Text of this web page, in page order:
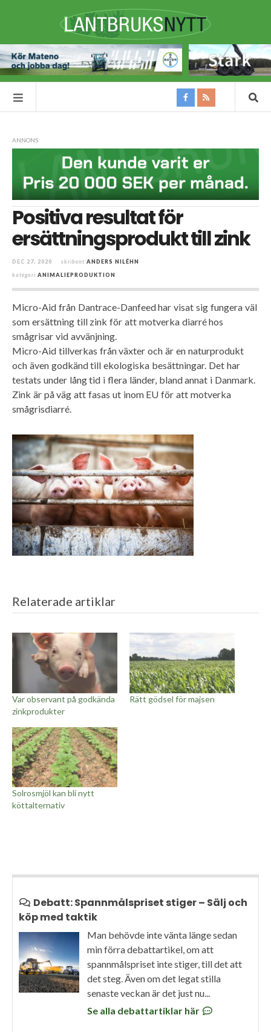
ANNONS
Positiva resultat för
ersättningsprodukt till zink
DEC 27, 2020 skribent ANDERS NILÉHN
kategori ANIMALIEPRODUKTION
Micro-Aid från Dantrace-Danfeed har visat sig fungera väl
som ersättning till zink för att motverka diarré hos
smågrisar vid avvänjning.
Micro-Aid tillverkas från växter och är en naturprodukt
och även godkänd till ekologiska besättningar. Det har
testats under lång tid i flera länder, bland annat i Danmark.
Zink är på väg att fasas ut inom EU för att motverka
smågrisdiarré.
Relaterade artiklar
Var observant på godkända
zinkprodukter
Rätt gödsel för majsen
Solrosmjöl kan bli nytt
köttalternativ
Debatt: Spannmålspriset stiger – Sälj och
köp med taktik
Man behövde inte vänta länge sedan
min förra debattartikel, om att
spannmålspriset inte stiger, till det att
det steg. Även om det legat stilla
senaste veckan är det just nu...
Se alla debattartiklar här